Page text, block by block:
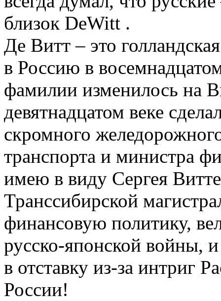
близок DeWitt .
Де Витт – это
в Россию в
фамилии изменилось на
девятнадцатом веке
скромного
транспорта и министра
имею в виду Сергея
Транссибирской
финансовую политику,
русско-японской войны,
в отставку из-за интриг
России!